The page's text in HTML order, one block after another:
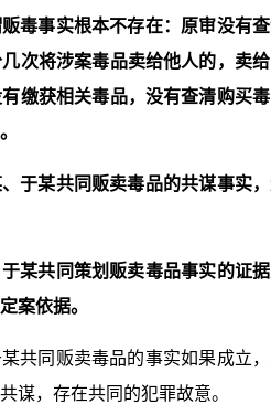
毒事实根本不存在：原审没有
次将涉案毒品卖给他人的，卖
缴获相关毒品，没有查清购买
于某共同贩卖毒品的共谋事实
某共同策划贩卖毒品事实的证
案依据。
共同贩卖毒品的事实如果成立
谋，存在共同的犯罪故意。